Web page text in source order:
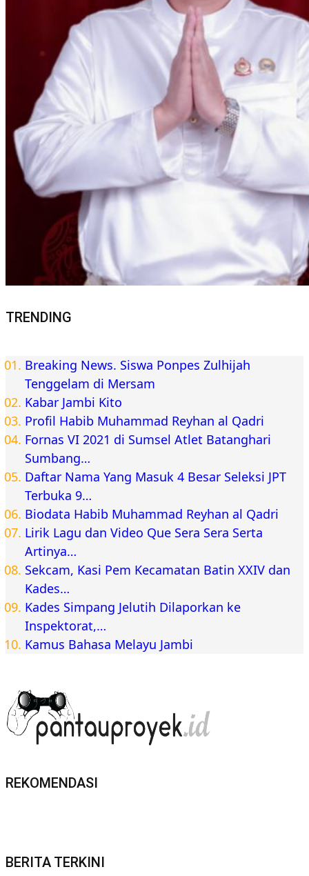
TRENDING
Breaking News. Siswa Ponpes Zulhijah
Tenggelam di Mersam
Kabar Jambi Kito
Profil Habib Muhammad Reyhan al Qadri
Fornas VI 2021 di Sumsel Atlet Batanghari
Sumbang…
Daftar Nama Yang Masuk 4 Besar Seleksi JPT
Terbuka 9…
Biodata Habib Muhammad Reyhan al Qadri
Lirik Lagu dan Video Que Sera Sera Serta
Artinya…
Sekcam, Kasi Pem Kecamatan Batin XXIV dan
Kades…
Kades Simpang Jelutih Dilaporkan ke
Inspektorat,…
Kamus Bahasa Melayu Jambi
REKOMENDASI
BERITA TERKINI